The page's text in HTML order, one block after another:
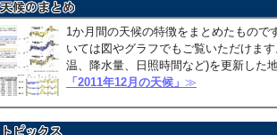
1か月間の天候の特徴をまとめたもので
いては図やグラフでもご覧いただけま
温、降水量、日照時間など)を更新した
「2011年12月の天候」 ≫